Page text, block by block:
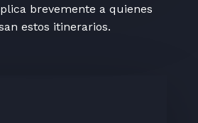
brevemente a quienes
estos itinerarios.